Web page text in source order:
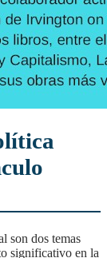
significativo en la